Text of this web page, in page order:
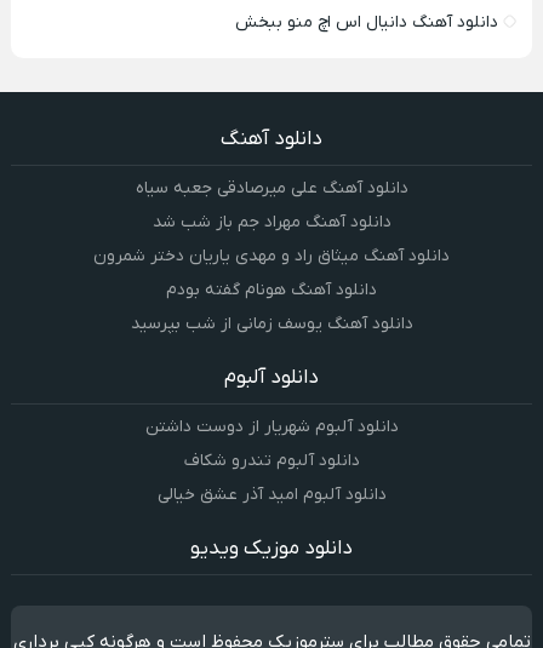
دانلود آهنگ دانیال اس اچ منو ببخش
دانلود آهنگ
دانلود آهنگ علی میرصادقی جعبه سیاه
دانلود آهنگ مهراد جم باز شب شد
دانلود آهنگ میثاق راد و مهدی یاریان دختر شمرون
دانلود آهنگ هونام گفته بودم
دانلود آهنگ یوسف زمانی از شب بپرسید
دانلود آلبوم
دانلود آلبوم شهریار از دوست داشتن
دانلود آلبوم تندرو شکاف
دانلود آلبوم امید آذر عشق خیالی
دانلود موزیک ویدیو
تمامی حقوق مطالب برای سترموزیک محفوظ است و هرگونه کپی برداری